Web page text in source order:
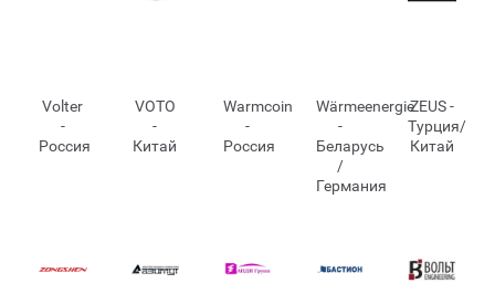
Volter
-
Россия
VOTO
-
Китай
Warmcoin
-
Россия
Wärmeenergie
-
Беларусь
/
Германия
ZEUS -
Турция/
Китай